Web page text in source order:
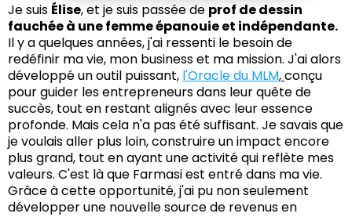
Je suis Élise, et je suis passée de prof de dessin
fauchée à une femme épanouie et indépendante.
Il y a quelques années, j'ai ressenti le besoin de
redéfinir ma vie, mon business et ma mission. J'ai alors
développé un outil puissant, l'Oracle du MLM,conçu
pour guider les entrepreneurs dans leur quête de
succès, tout en restant alignés avec leur essence
profonde. Mais cela n'a pas été suffisant. Je savais que
je voulais aller plus loin, construire un impact encore
plus grand, tout en ayant une activité qui reflète mes
valeurs. C'est là que Farmasi est entré dans ma vie.
Grâce à cette opportunité, j'ai pu non seulement
développer une nouvelle source de revenus en